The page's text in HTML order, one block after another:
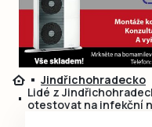
Jindřichohradecko
Lidé z
otestovat na infekční